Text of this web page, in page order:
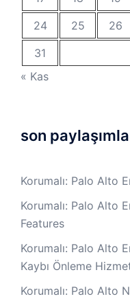
24
25 26
31
« Kas
son
Korumalı: Palo Alto
Korumalı: Palo Alto
Features
Korumalı: Palo Alto
Kaybı Önleme
Korumalı: Palo Alto